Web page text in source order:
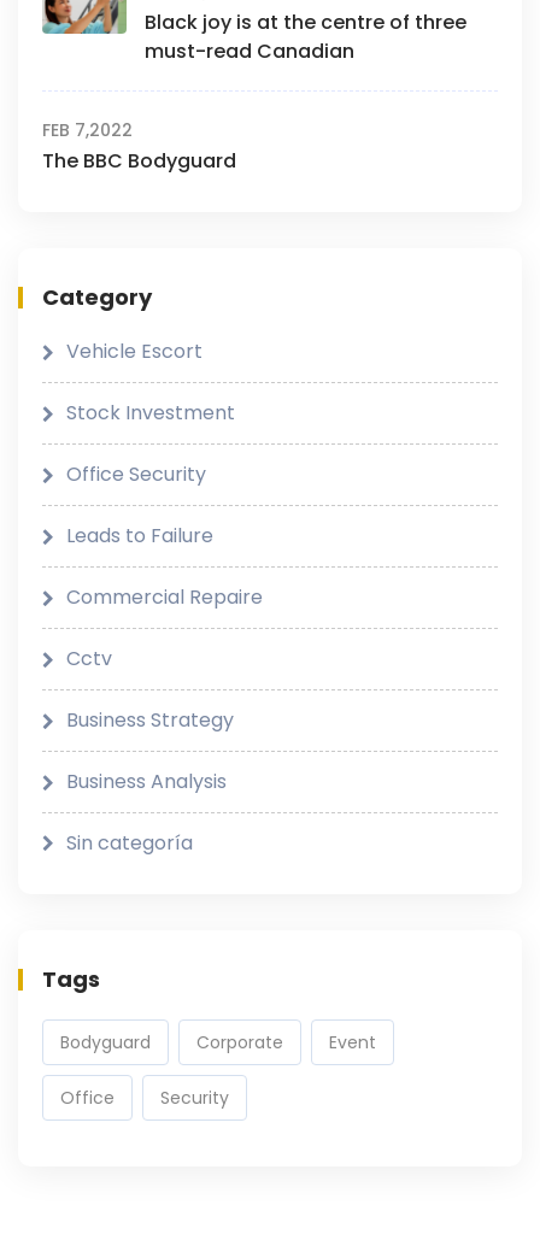
Black joy is at the centre of three
must-read Canadian
FEB 7,2022
The BBC Bodyguard
Category
Vehicle Escort
Stock Investment
Office Security
Leads to Failure
Commercial Repaire
Cctv
Business Strategy
Business Analysis
Sin categoría
Tags
Bodyguard Corporate Event
Office Security